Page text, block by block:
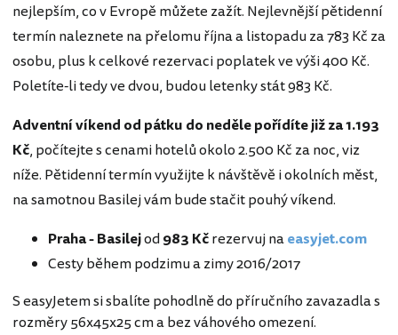
nejlepším, co v Evropě můžete zažít. Nejlevnější pětidenní
termín naleznete na přelomu října a listopadu za 783 Kč za
osobu, plus k celkové rezervaci poplatek ve výši 400 Kč.
Poletíte-li tedy ve dvou, budou letenky stát 983 Kč.
Adventní víkend od pátku do neděle pořídíte již za 1.193
Kč, počítejte s cenami hotelů okolo 2.500 Kč za noc, viz
níže. Pětidenní termín využijte k návštěvě i okolních měst,
na samotnou Basilej vám bude stačit pouhý víkend.
Praha - Basilejod983 Kčrezervuj naeasyjet.com
Cesty během podzimu a zimy 2016/2017
S easyJetem si sbalíte pohodlně do příručního zavazadla s
rozměry 56x45x25 cm a bez váhového omezení.